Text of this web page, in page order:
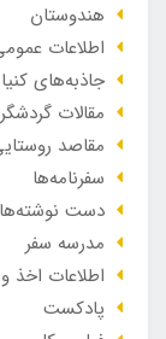
هندوستان
اطلاعات
جاذبه‌های کنیا
مقالات
مقاصد
سفرنامه‌ها
دست نوشته‌ها
مدرسه سفر
اطلاعات اخذ
پادکست